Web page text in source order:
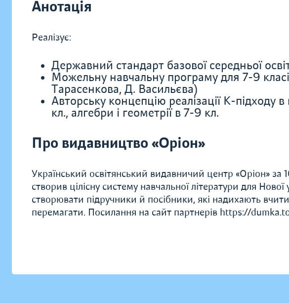
Анотація
Реалізує:
Державний стандарт базової середньої
Можельну навчальну програму для 7-9
Тарасенкова, Д. Васильєва)
Авторську концепцію реалізації К-підходу
кл., алгебри і геометрії в 7-9 кл.
Про видавництво «Оріон»
Український освітянський видавничий центр «Оріон» за
створив цілісну систему навчальної літератури для
створювати підручники й посібники, які надихають
перемагати. Посилання на сайт партнерів https://